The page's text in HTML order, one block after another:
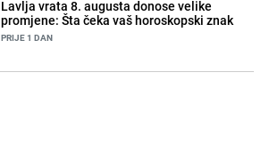
Lavlja vrata 8. augusta donose velike
promjene: Šta čeka vaš horoskopski znak
PRIJE 1 DAN